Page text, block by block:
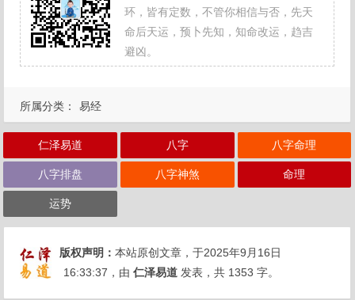
环，皆有定数，不管你相信与否，先天
命后天运，预卜先知，知命改运，趋吉
避凶。
所属分类： 易经
仁泽易道 八字 八字命理
八字排盘 八字神煞 命理
运势
版权声明：本站原创文章，于2025年9月16日
16:33:37 ，由仁泽易道 发表，共 1353 字。